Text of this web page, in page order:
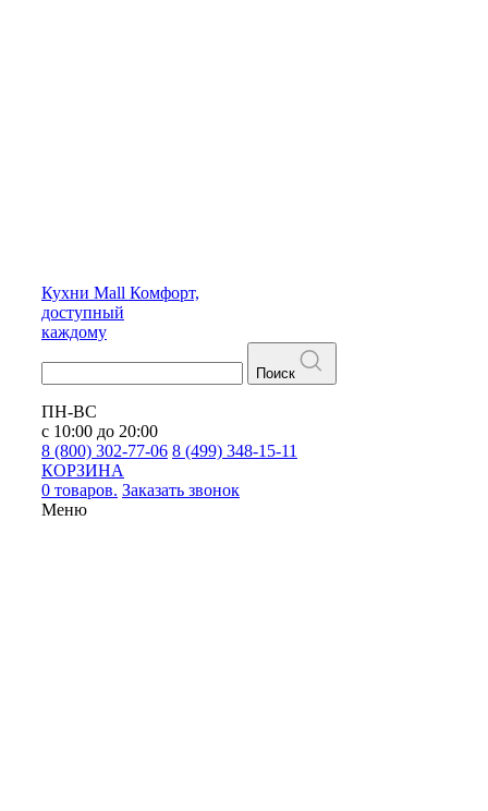
Кухни Mall Комфорт,
доступный
каждому
Поиск
ПН-ВС
с 10:00 до 20:00
8 (800) 302-77-06 8 (499) 348-15-11
КОРЗИНА
0 товаров. Заказать звонок
Меню